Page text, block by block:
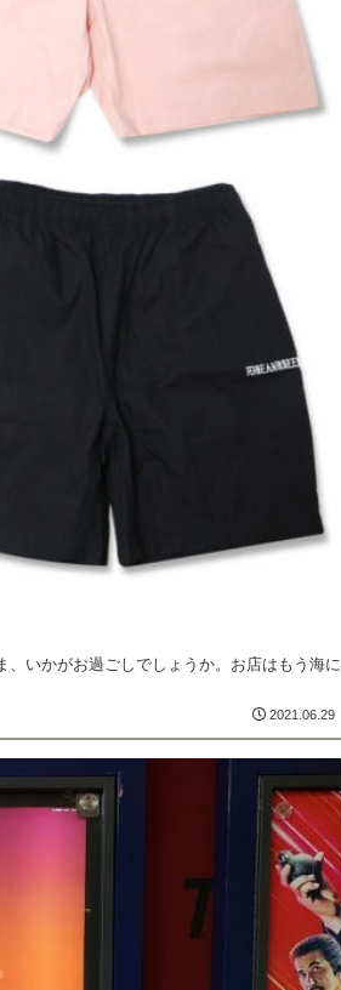
いかがお過ごしでしょうか。お店はもう海に
2021.06.29